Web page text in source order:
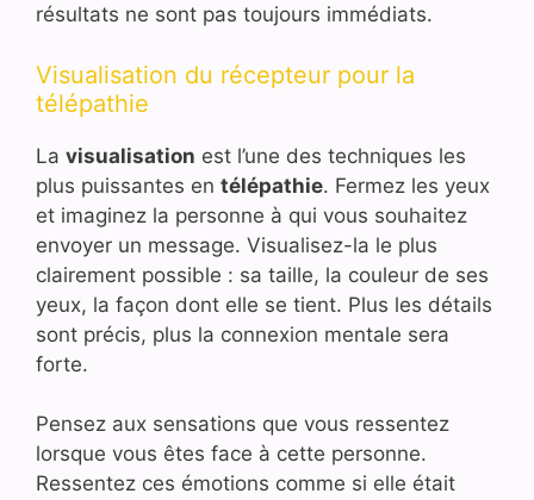
résultats ne sont pas toujours immédiats.
Visualisation du récepteur pour la
télépathie
La visualisation est l’une des techniques les
plus puissantes en télépathie. Fermez les yeux
et imaginez la personne à qui vous souhaitez
envoyer un message. Visualisez-la le plus
clairement possible : sa taille, la couleur de ses
yeux, la façon dont elle se tient. Plus les détails
sont précis, plus la connexion mentale sera
forte.
Pensez aux sensations que vous ressentez
lorsque vous êtes face à cette personne.
Ressentez ces émotions comme si elle était